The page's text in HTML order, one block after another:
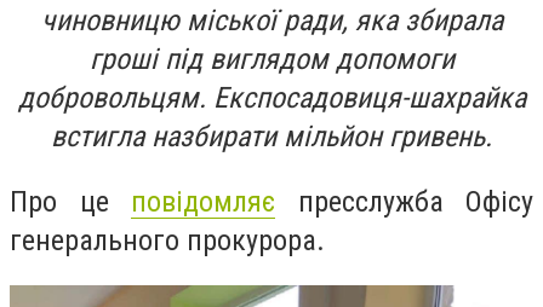
чиновницю міської ради, яка збирала
гроші під виглядом допомоги
добровольцям. Експосадовиця-шахрайка
встигла назбирати мільйон гривень.
Про це повідомляє пресслужба Офісу
генерального прокурора.